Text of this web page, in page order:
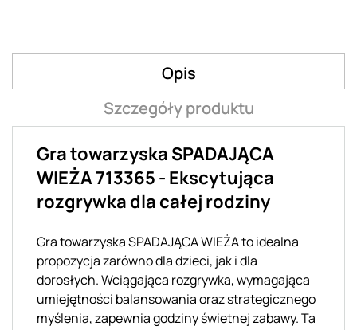
Opis
Szczegóły produktu
Gra towarzyska SPADAJĄCA
WIEŻA 713365 - Ekscytująca
rozgrywka dla całej rodziny
Gra towarzyska SPADAJĄCA WIEŻA to idealna
propozycja zarówno dla dzieci, jak i dla
dorosłych. Wciągająca rozgrywka, wymagająca
umiejętności balansowania oraz strategicznego
myślenia, zapewnia godziny świetnej zabawy. Ta